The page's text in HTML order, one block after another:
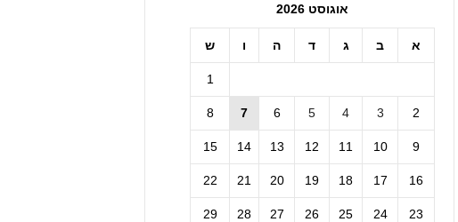
אוגוסט 2026
א ב ג ד ה ו ש
1
2
3
4
5
6
7
8
9
10
11
12
13
14
15
16
17
18
19
20
21
22
23
24
25
26
27
28
29